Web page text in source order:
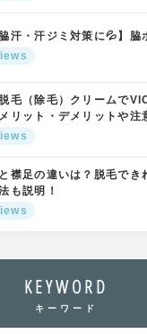
脇汗・汗ジミ対策に💦】脇
毛（除毛）クリームで
リット・デメリットや注
襟足の違いは？脱毛でき
も説明！
KEYWORD
キーワード